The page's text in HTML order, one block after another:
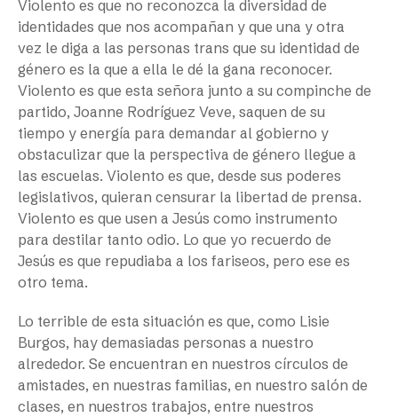
Violento es que no reconozca la diversidad de
identidades que nos acompañan y que una y otra
vez le diga a las personas trans que su identidad de
género es la que a ella le dé la gana reconocer.
Violento es que esta señora junto a su compinche de
partido, Joanne Rodríguez Veve, saquen de su
tiempo y energía para demandar al gobierno y
obstaculizar que la perspectiva de género llegue a
las escuelas. Violento es que, desde sus poderes
legislativos, quieran censurar la libertad de prensa.
Violento es que usen a Jesús como instrumento
para destilar tanto odio. Lo que yo recuerdo de
Jesús es que repudiaba a los fariseos, pero ese es
otro tema.
Lo terrible de esta situación es que, como Lisie
Burgos, hay demasiadas personas a nuestro
alrededor. Se encuentran en nuestros círculos de
amistades, en nuestras familias, en nuestro salón de
clases, en nuestros trabajos, entre nuestros